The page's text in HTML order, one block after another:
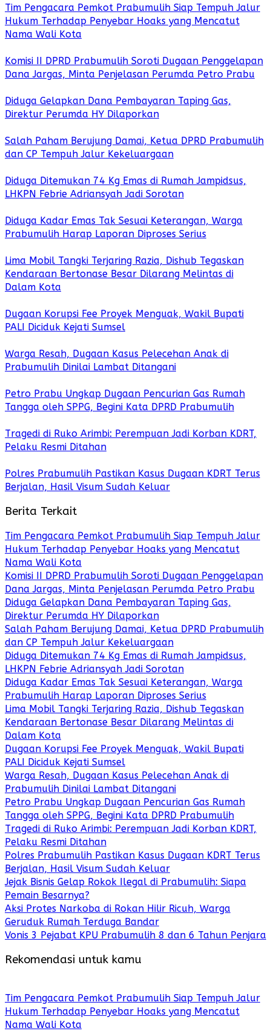
Tim Pengacara Pemkot Prabumulih Siap Tempuh Jalur
Hukum Terhadap Penyebar Hoaks yang Mencatut
Nama Wali Kota
Komisi II DPRD Prabumulih Soroti Dugaan Penggelapan
Dana Jargas, Minta Penjelasan Perumda Petro Prabu
Diduga Gelapkan Dana Pembayaran Taping Gas,
Direktur Perumda HY Dilaporkan
Salah Paham Berujung Damai, Ketua DPRD Prabumulih
dan CP Tempuh Jalur Kekeluargaan
Diduga Ditemukan 74 Kg Emas di Rumah Jampidsus,
LHKPN Febrie Adriansyah Jadi Sorotan
Diduga Kadar Emas Tak Sesuai Keterangan, Warga
Prabumulih Harap Laporan Diproses Serius
Lima Mobil Tangki Terjaring Razia, Dishub Tegaskan
Kendaraan Bertonase Besar Dilarang Melintas di
Dalam Kota
Dugaan Korupsi Fee Proyek Menguak, Wakil Bupati
PALI Diciduk Kejati Sumsel
Warga Resah, Dugaan Kasus Pelecehan Anak di
Prabumulih Dinilai Lambat Ditangani
Petro Prabu Ungkap Dugaan Pencurian Gas Rumah
Tangga oleh SPPG, Begini Kata DPRD Prabumulih
Tragedi di Ruko Arimbi: Perempuan Jadi Korban KDRT,
Pelaku Resmi Ditahan
Polres Prabumulih Pastikan Kasus Dugaan KDRT Terus
Berjalan, Hasil Visum Sudah Keluar
Berita Terkait
Tim Pengacara Pemkot Prabumulih Siap Tempuh Jalur
Hukum Terhadap Penyebar Hoaks yang Mencatut
Nama Wali Kota
Komisi II DPRD Prabumulih Soroti Dugaan Penggelapan
Dana Jargas, Minta Penjelasan Perumda Petro Prabu
Diduga Gelapkan Dana Pembayaran Taping Gas,
Direktur Perumda HY Dilaporkan
Salah Paham Berujung Damai, Ketua DPRD Prabumulih
dan CP Tempuh Jalur Kekeluargaan
Diduga Ditemukan 74 Kg Emas di Rumah Jampidsus,
LHKPN Febrie Adriansyah Jadi Sorotan
Diduga Kadar Emas Tak Sesuai Keterangan, Warga
Prabumulih Harap Laporan Diproses Serius
Lima Mobil Tangki Terjaring Razia, Dishub Tegaskan
Kendaraan Bertonase Besar Dilarang Melintas di
Dalam Kota
Dugaan Korupsi Fee Proyek Menguak, Wakil Bupati
PALI Diciduk Kejati Sumsel
Warga Resah, Dugaan Kasus Pelecehan Anak di
Prabumulih Dinilai Lambat Ditangani
Petro Prabu Ungkap Dugaan Pencurian Gas Rumah
Tangga oleh SPPG, Begini Kata DPRD Prabumulih
Tragedi di Ruko Arimbi: Perempuan Jadi Korban KDRT,
Pelaku Resmi Ditahan
Polres Prabumulih Pastikan Kasus Dugaan KDRT Terus
Berjalan, Hasil Visum Sudah Keluar
Jejak Bisnis Gelap Rokok Ilegal di Prabumulih: Siapa
Pemain Besarnya?
Aksi Protes Narkoba di Rokan Hilir Ricuh, Warga
Geruduk Rumah Terduga Bandar
Vonis 3 Pejabat KPU Prabumulih 8 dan 6 Tahun Penjara
Rekomendasi untuk kamu
Tim Pengacara Pemkot Prabumulih Siap Tempuh Jalur
Hukum Terhadap Penyebar Hoaks yang Mencatut
Nama Wali Kota